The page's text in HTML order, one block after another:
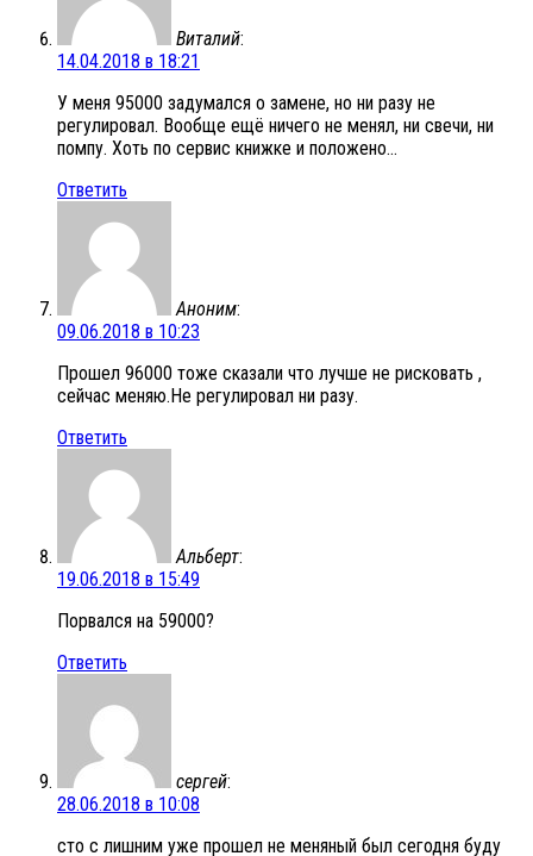
Виталий:
14.04.2018 в 18:21
У меня 95000 задумался о замене, но ни разу не
регулировал. Вообще ещё ничего не менял, ни свечи, ни
помпу. Хоть по сервис книжке и положено…
Ответить
Аноним:
09.06.2018 в 10:23
Прошел 96000 тоже сказали что лучше не рисковать ,
сейчас меняю.Не регулировал ни разу.
Ответить
Альберт:
19.06.2018 в 15:49
Порвался на 59000?
Ответить
сергей:
28.06.2018 в 10:08
сто с лишним уже прошел не меняный был сегодня буду